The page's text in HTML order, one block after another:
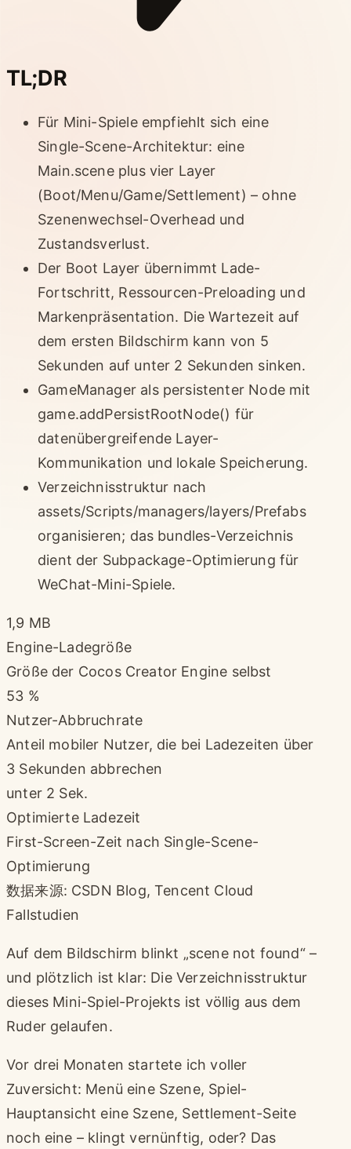
TL;DR
Für Mini-Spiele empfiehlt sich eine
Single-Scene-Architektur: eine
Main.scene plus vier Layer
(Boot/Menu/Game/Settlement) – ohne
Szenenwechsel-Overhead und
Zustandsverlust.
Der Boot Layer übernimmt Lade-
Fortschritt, Ressourcen-Preloading und
Markenpräsentation. Die Wartezeit auf
dem ersten Bildschirm kann von 5
Sekunden auf unter 2 Sekunden sinken.
GameManager als persistenter Node mit
game.addPersistRootNode() für
datenübergreifende Layer-
Kommunikation und lokale Speicherung.
Verzeichnisstruktur nach
assets/Scripts/managers/layers/Prefabs
organisieren; das bundles-Verzeichnis
dient der Subpackage-Optimierung für
WeChat-Mini-Spiele.
1,9 MB
Engine-Ladegröße
Größe der Cocos Creator Engine selbst
53 %
Nutzer-Abbruchrate
Anteil mobiler Nutzer, die bei Ladezeiten über
3 Sekunden abbrechen
unter 2 Sek.
Optimierte Ladezeit
First-Screen-Zeit nach Single-Scene-
Optimierung
数据来源: CSDN Blog, Tencent Cloud
Fallstudien
Auf dem Bildschirm blinkt „scene not found“ –
und plötzlich ist klar: Die Verzeichnisstruktur
dieses Mini-Spiel-Projekts ist völlig aus dem
Ruder gelaufen.
Vor drei Monaten startete ich voller
Zuversicht: Menü eine Szene, Spiel-
Hauptansicht eine Szene, Settlement-Seite
noch eine – klingt vernünftig, oder? Das